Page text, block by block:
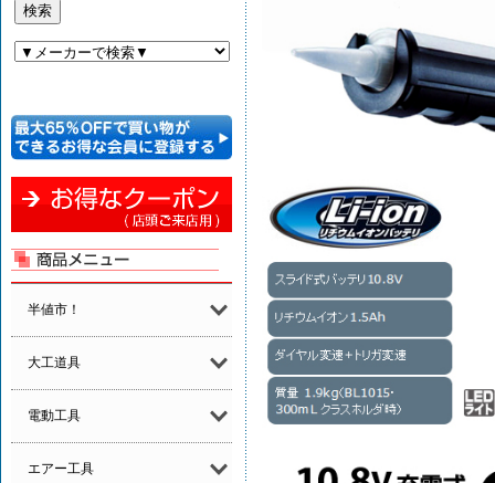
半値市！
大工道具
電動工具
エアー工具